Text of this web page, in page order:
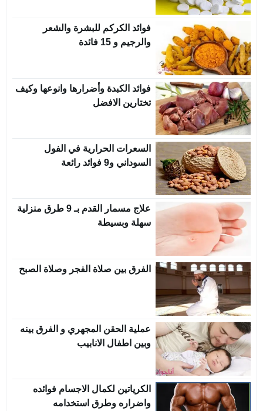
فوائد الكركم للبشرة والشعر
والرجيم و 15 فائدة
فوائد الكبدة وأضرارها وانوعها وكيف
تختارين الافضل
السعرات الحرارية في الفول
السوداني و9 فوائد رائعة
علاج مسمار القدم بـ 9 طرق منزلية
سهلة وبسيطة
الفرق بين صلاة الفجر وصلاة الصبح
عملية الحقن المجهري و الفرق بينه
وبين اطفال الانابيب
الكرياتين لكمال الاجسام فوائده
واضراره وطرق استخدامه